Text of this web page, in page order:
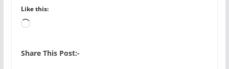
Like this:
L
a
Share This Post:-